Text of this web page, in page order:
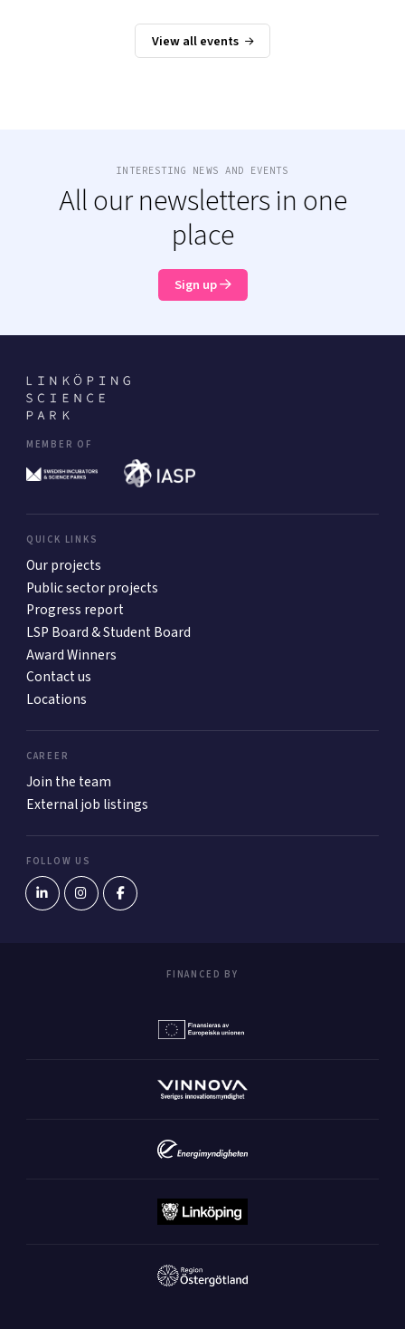
View all events
INTERESTING NEWS AND EVENTS
All our newsletters in one
place
Sign up
MEMBER OF
QUICK LINKS
Our projects
Public sector projects
Progress report
LSP Board & Student Board
Award Winners
Contact us
Locations
CAREER
Join the team
External job listings
FOLLOW US
FINANCED BY